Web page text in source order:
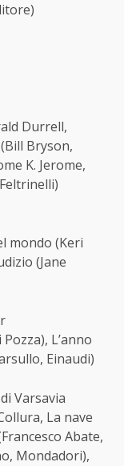
Durrell,
Bryson,
K. Jerome,
mondo (Keri
(Jane
L’anno
Einaudi)
Varsavia
La nave
Abate,
Mondadori),